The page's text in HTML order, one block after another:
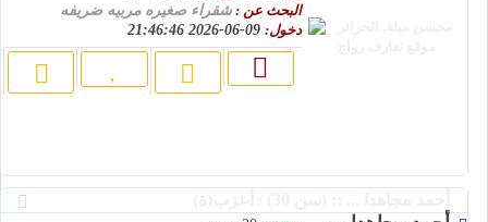
البحث عن :شقراء صغيره مربيه ضريفه
دخول: